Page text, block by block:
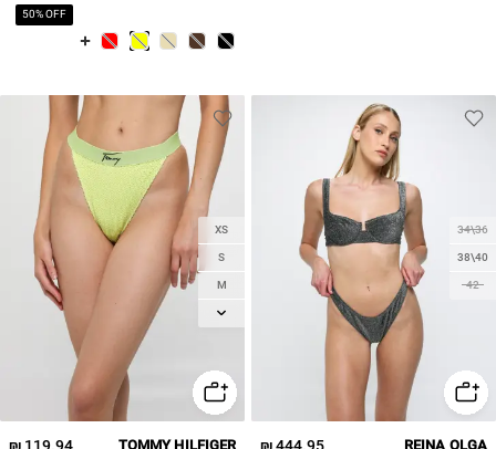
50% OFF
34\36
38\40
42
444.95 ₪ REINA OLGA
XS
S
M
L
119.94 ₪ TOMMY HILFIGER